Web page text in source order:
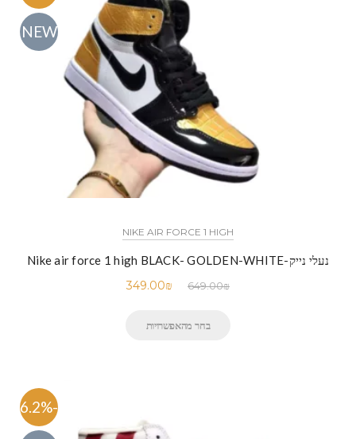
NEW
NIKE AIR FORCE 1 HIGH
נעלי נייק-Nike air force 1 high BLACK- GOLDEN-WHITE
649.00₪
349.00₪
בחר מהאפשרויות
-46.2%